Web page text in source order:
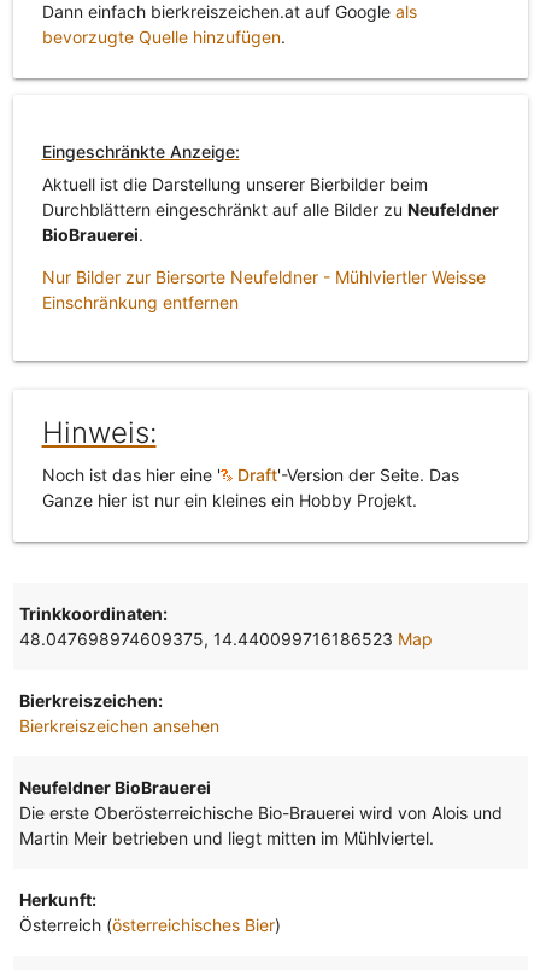
Dann einfach bierkreiszeichen.at auf Google als
bevorzugte Quelle hinzufügen.
Eingeschränkte Anzeige:
Aktuell ist die Darstellung unserer Bierbilder beim
Durchblättern eingeschränkt auf alle Bilder zu Neufeldner
BioBrauerei.
Nur Bilder zur Biersorte Neufeldner - Mühlviertler Weisse
Einschränkung entfernen
Hinweis:
Noch ist das hier eine ' Draft'-Version der Seite. Das
Ganze hier ist nur ein kleines ein Hobby Projekt.
Trinkkoordinaten:
48.047698974609375, 14.440099716186523 Map
Bierkreiszeichen:
Bierkreiszeichen ansehen
Neufeldner BioBrauerei
Die erste Oberösterreichische Bio-Brauerei wird von Alois und
Martin Meir betrieben und liegt mitten im Mühlviertel.
Herkunft:
Österreich (österreichisches Bier)